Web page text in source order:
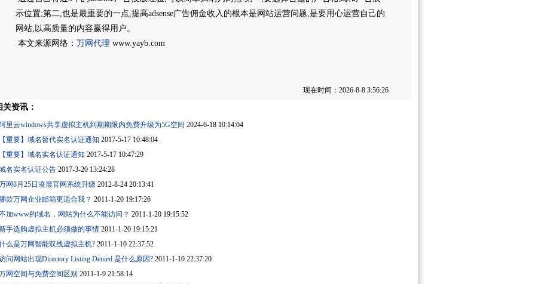
示位置;第二,也是最重要的一点,提高adsense广告佣金收入的根本是网站运营问题,是要用心运营自己的
网站,以高质量的内容赢得用户。
本文来源网络： 万网代理 www.yayb.com
现在时间：2026-8-8 3:56:26
关资讯：
阿里云windows共享虚拟主机到期期限内免费升级为5G空间 2024-6-18 10:14:04
【重要】域名暂代实名认证通知 2017-5-17 10:48:04
【重要】域名实名认证通知 2017-5-17 10:47:29
名实名认证公告 2017-3-20 13:24:28
网8月25日凌晨官网系统升级 2012-8-24 20:13:41
款万网企业邮箱更适合我？ 2011-1-20 19:17:26
加www的域名，网站为什么不能访问？ 2011-1-20 19:15:52
手选购虚拟主机必须做的事情 2011-1-20 19:15:21
么是万网智能双线虚拟主机? 2011-1-10 22:37:52
问网站出现Directory Listing Denied 是什么原因? 2011-1-10 22:37:20
网空间与免费空间区别 2011-1-9 21:58:14